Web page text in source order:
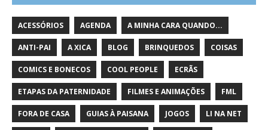
ACESSÓRIOS AGENDA A MINHA CARA QUANDO...
ANTI-PAI A XICA BLOG BRINQUEDOS COISAS
COMICS E BONECOS COOL PEOPLE ECRÃS
ETAPAS DA PATERNIDADE FILMES E ANIMAÇÕES FML
FORA DE CASA GUIAS À PAISANA JOGOS LI NA NET